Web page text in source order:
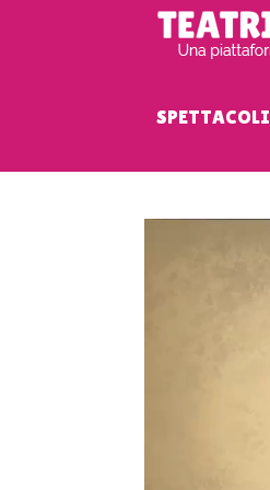
SPETTACOLI